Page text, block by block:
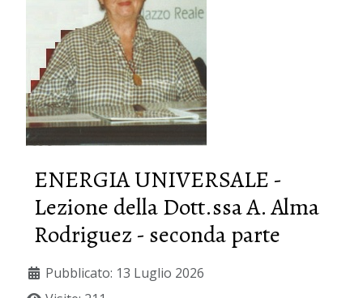
ENERGIA UNIVERSALE -
Lezione della Dott.ssa A. Alma
Rodriguez - seconda parte
Pubblicato: 13 Luglio 2026